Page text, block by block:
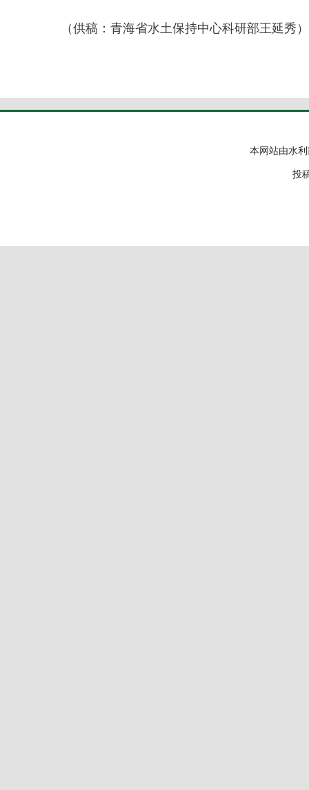
（供稿：青海省水土保持中心科研部王延秀）
本网站由水
投